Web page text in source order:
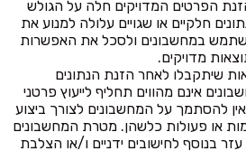
הפרטים המדויקים חלה על הגולש
חלקיים או שגויים עלולה למנוע את
במחשבונים ולסכל את האפשרות
מדויקים.
שיתקבלו לאחר הזנת הנתונים
אינם מהווים תחליף לייעוץ פרטני
להסתמך על המחשבונים לצורך ביצוע
או פעולות כלשהן. מטרת המחשבונים
עזר בנוסף לחישובים ידניים ו/או הצלבת